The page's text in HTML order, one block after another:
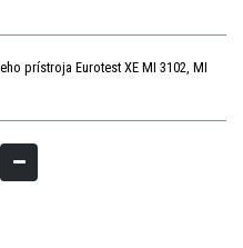
prístroja Eurotest XE MI 3102, MI